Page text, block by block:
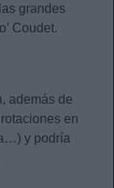
grandes
Coudet.
además de
en
y podría